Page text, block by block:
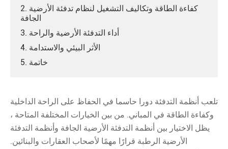
2. كفاءة الطاقة وتكاليف التشغيل لنظام تدفئة الأرضية
الجافة
3. أداء التدفئة الأرضية والراحة
4. الأثر البيئي والاستدامة
5. خاتمة
تلعب أنظمة التدفئة دورا حاسما في الحفاظ على الراحة الداخلية
وكفاءة الطاقة في المباني. من بين الخيارات المختلفة المتاحة ،
يظل الاختيار بين أنظمة التدفئة الأرضية الجافة وأنظمة التدفئة
الأرضية الرطبة قرارًا مهمًا لأصحاب العقارات والبنائين.